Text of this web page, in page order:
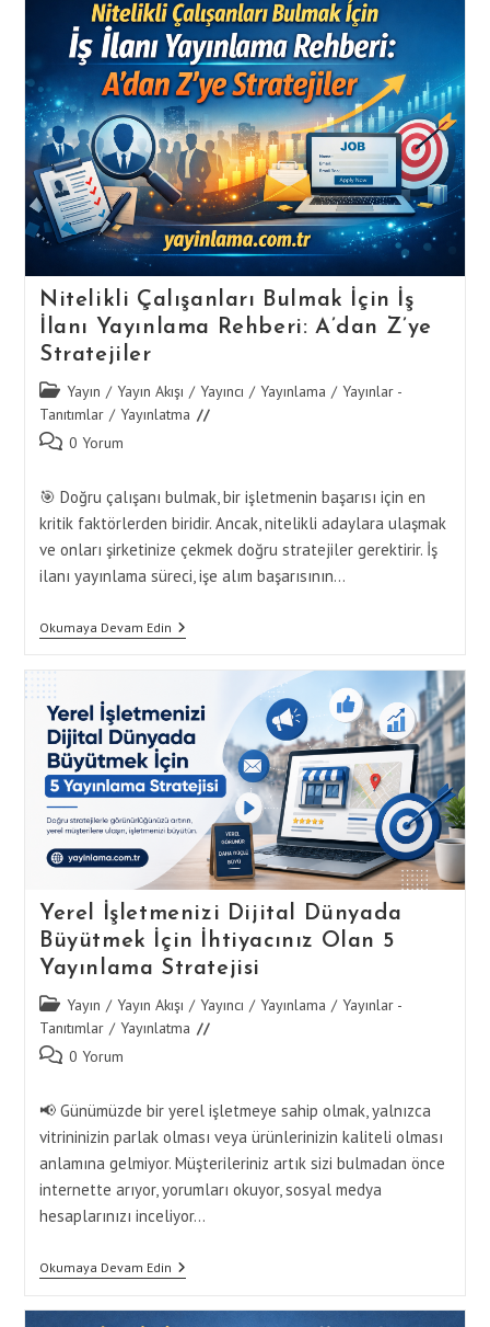
Uzman
Kadro
Ile
Sorunsuz
Ve
Etkili
Yayın
Süreci
Nitelikli Çalışanları Bulmak İçin İş
İlanı Yayınlama Rehberi: A’dan Z’ye
Stratejiler
Post
category:
Yayın / Yayın Akışı / Yayıncı / Yayınlama / Yayınlar -
Tanıtımlar / Yayınlatma
Post 0 Yorum
🎯 Doğru çalışanı bulmak, bir işletmenin başarısı için en
kritik faktörlerden biridir. Ancak, nitelikli adaylara ulaşmak
ve onları şirketinize çekmek doğru stratejiler gerektirir. İş
ilanı yayınlama süreci, işe alım başarısının…
Okumaya Devam EdinNitelikli
Çalışanları
İlanı
Yayınlama
Rehberi:
A’dan
Z’ye
Stratejiler
Yerel İşletmenizi Dijital Dünyada
Büyütmek İçin İhtiyacınız Olan 5
Yayınlama Stratejisi
Post
category:
Yayın / Yayın Akışı / Yayıncı / Yayınlama / Yayınlar -
Tanıtımlar / Yayınlatma
Post 0 Yorum
📢 Günümüzde bir yerel işletmeye sahip olmak, yalnızca
vitrininizin parlak olması veya ürünlerinizin kaliteli olması
anlamına gelmiyor. Müşterileriniz artık sizi bulmadan önce
internette arıyor, yorumları okuyor, sosyal medya
hesaplarınızı inceliyor…
Okumaya Devam EdinYerel